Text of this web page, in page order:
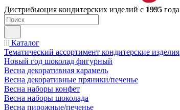
Дистрибьюция кондитерских изделий с 1995 года
Каталог
Тематический ассортимент кондитерские изделия
Новый год шоколад фигурный
Весна декоративная карамель
Весна декоративные пряники/печенье
Весна наборы конфет
Весна наборы шоколада
Весна пирожные/печенье